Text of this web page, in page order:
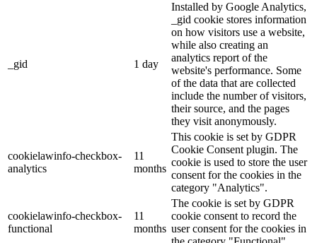
_gid 1 day
Installed by Google Analytics,
_gid cookie stores information
on how visitors use a website,
while also creating an
analytics report of the
website's performance. Some
of the data that are collected
include the number of visitors,
their source, and the pages
they visit anonymously.
cookielawinfo-checkbox-
analytics
11
months
This cookie is set by GDPR
Cookie Consent plugin. The
cookie is used to store the user
consent for the cookies in the
category "Analytics".
cookielawinfo-checkbox-
functional
11
months
The cookie is set by GDPR
cookie consent to record the
user consent for the cookies in